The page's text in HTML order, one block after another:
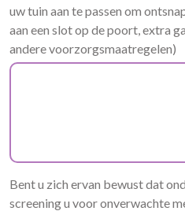
uw tuin aan te passen om
aan een slot op de poort, extra
andere voorzorgsmaatregelen)
Bent u zich ervan bewust dat
screening u voor onverwachte